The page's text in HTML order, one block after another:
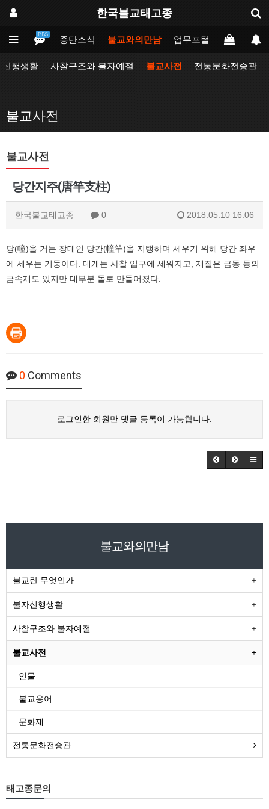
한국불교태고종
BBS
태고종 종단소식 불교와의만남 업무포털 동방불교대
신행생활 사찰구조와 불자예절 불교사전 전통문화전승관
불교사전
불교사전
당간지주(唐竿支柱)
한국불교태고종 0 2018.05.10 16:06
당(幢)을 거는 장대인 당간(幢竿)을 지탱하며 세우기 위해 당간 좌우
에 세우는 기둥이다. 대개는 사찰 입구에 세워지고, 재질은 금동 등의
금속재도 있지만 대부분 돌로 만들어졌다.
0 Comments
로그인한 회원만 댓글 등록이 가능합니다.
불교와의만남
불교란 무엇인가
불자신행생활
사찰구조와 불자예절
불교사전
인물
불교용어
문화재
전통문화전승관
태고종문의